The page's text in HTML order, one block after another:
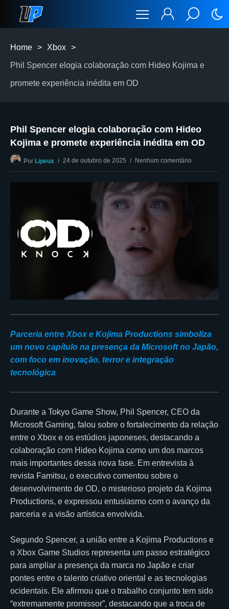
Home > Xbox >
Phil Spencer elogia colaboração com Hideo Kojima e
promete experiência inédita em OD
Phil Spencer elogia colaboração com Hideo
Kojima e promete experiência inédita em OD
Por Lipeux 24 de outubro de 2025 Nenhum comentário
Parceria entre Xbox e Kojima Productions simboliza
um novo capítulo na presença da Microsoft no Japão,
com foco em inovação, terror e integração
tecnológica
Durante a Tokyo Game Show, Phil Spencer, CEO da
Microsoft Gaming, falou sobre o fortalecimento da relação
entre o Xbox e os estúdios japoneses, destacando a
colaboração com Hideo Kojima como um dos marcos
mais importantes dessa nova fase. Em entrevista à
revista Famitsu, o executivo comentou sobre o
desenvolvimento de OD, o misterioso projeto da Kojima
Productions, e expressou entusiasmo com o avanço da
parceria e a visão artística envolvida.
Segundo Spencer, a união entre a Kojima Productions e
o Xbox Game Studios representa um passo estratégico
para ampliar a presença da marca no Japão e criar
pontes entre o talento criativo oriental e as tecnologias
ocidentais. Ele afirmou que o trabalho conjunto tem sido
“extremamente promissor”, destacando que a troca de